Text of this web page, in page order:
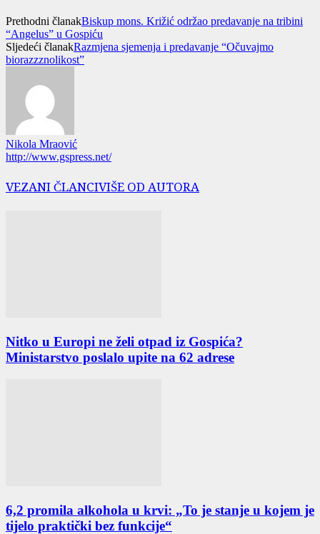
Prethodni članakBiskup mons. Križić održao predavanje na tribini
“Angelus” u Gospiću
Sljedeći članakRazmjena sjemenja i predavanje “Očuvajmo
biorazzznolikost”
Nikola Mraović
http://www.gspress.net/
VEZANI ČLANCIVIŠE OD AUTORA
Nitko u Europi ne želi otpad iz Gospića?
Ministarstvo poslalo upite na 62 adrese
6,2 promila alkohola u krvi: „To je stanje u kojem je
tijelo praktički bez funkcije“